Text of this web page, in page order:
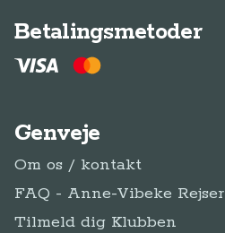
Betalingsmetoder
Genveje
Om os / kontakt
FAQ - Anne-Vibeke Rejser
Tilmeld dig Klubben